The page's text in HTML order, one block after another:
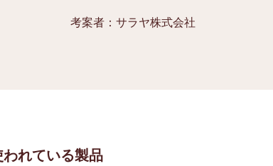
考案者：サラヤ株式会社
れている製品